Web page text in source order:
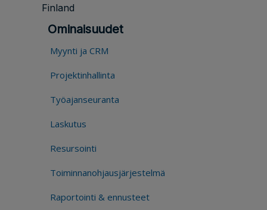
Finland
Ominaisuudet
Myynti ja CRM
Projektinhallinta
Työajanseuranta
Laskutus
Resursointi
Toiminnanohjausjärjestelmä
Raportointi & ennusteet